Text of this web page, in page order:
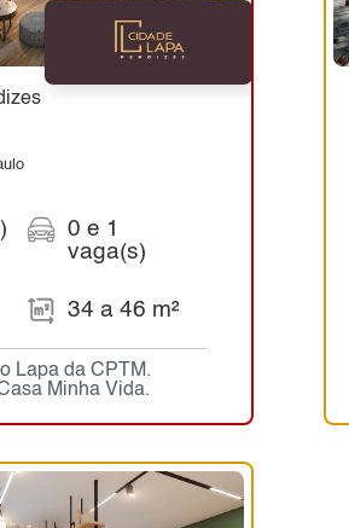
0 e 1
vaga(s)
34 a 46 m²
Lapa da CPTM.
Minha Vida.